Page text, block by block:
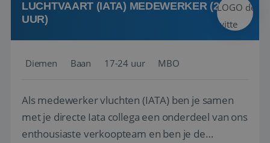
LUCHTVAART (IATA) MEDEWERKER (24-32
UUR)
Diemen Baan 17-24 uur MBO
Als medewerker vluchten (IATA) ben je samen
met je directe Iata collega een onderdeel van ons
enthousiaste verkoopteam en ben je de